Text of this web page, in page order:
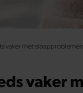
vaker met slaapproblemen
vaker